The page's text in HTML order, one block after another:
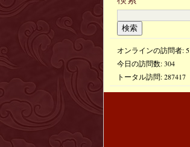
オンラインの訪問者: 5
今日の訪問数:304
トータル訪問:287417